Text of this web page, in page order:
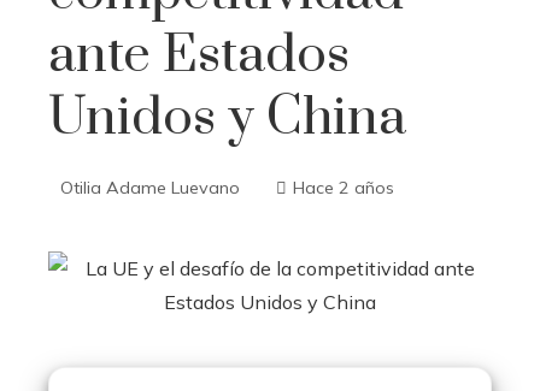
ante Estados
Unidos y China
Otilia Adame Luevano Hace 2 años